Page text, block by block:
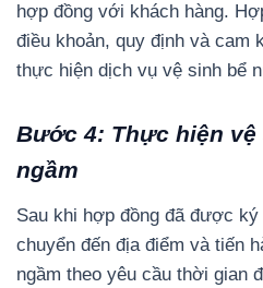
hợp đồng với khách hàng.
điều khoản, quy định và cam
thực hiện dịch vụ vệ sinh bể
Bước 4: Thực hiện
ngầm
Sau khi hợp đồng đã được
chuyển đến địa điểm và tiến
ngầm theo yêu cầu thời gian